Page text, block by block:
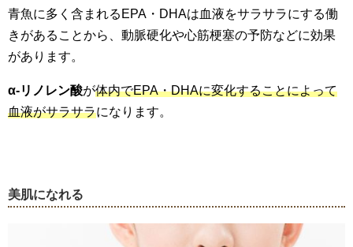
青魚に多く含まれるEPA・DHAは血液をサラサラにする働
きがあることから、動脈硬化や心筋梗塞の予防などに効果
があります。
α-リノレン酸が体内でEPA・DHAに変化することによって
血液がサラサラになります。
美肌になれる